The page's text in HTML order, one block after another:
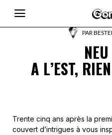
PAR
A L’EST,
Trente cinq ans après la
couvert d’intrigues à vous